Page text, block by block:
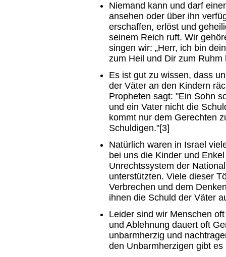
Niemand kann und darf
ansehen oder über ihn
erschaffen, erlöst und
seinem Reich ruft. Wir
singen wir: „Herr, ich bin
zum Heil und Dir zum Ruhm
Es ist gut zu wissen, dass
der Väter an den Kindern
Propheten sagt: "Ein Sohn
und ein Vater nicht die
kommt nur dem Gerechten
Schuldigen."[3]
Natürlich waren in Israel
bei uns die Kinder und
Unrechtssystem der
unterstützten. Viele dieser
Verbrechen und dem
ihnen die Schuld der Väter
Leider sind wir Menschen
und Ablehnung dauert oft
unbarmherzig und
den Unbarmherzigen gibt